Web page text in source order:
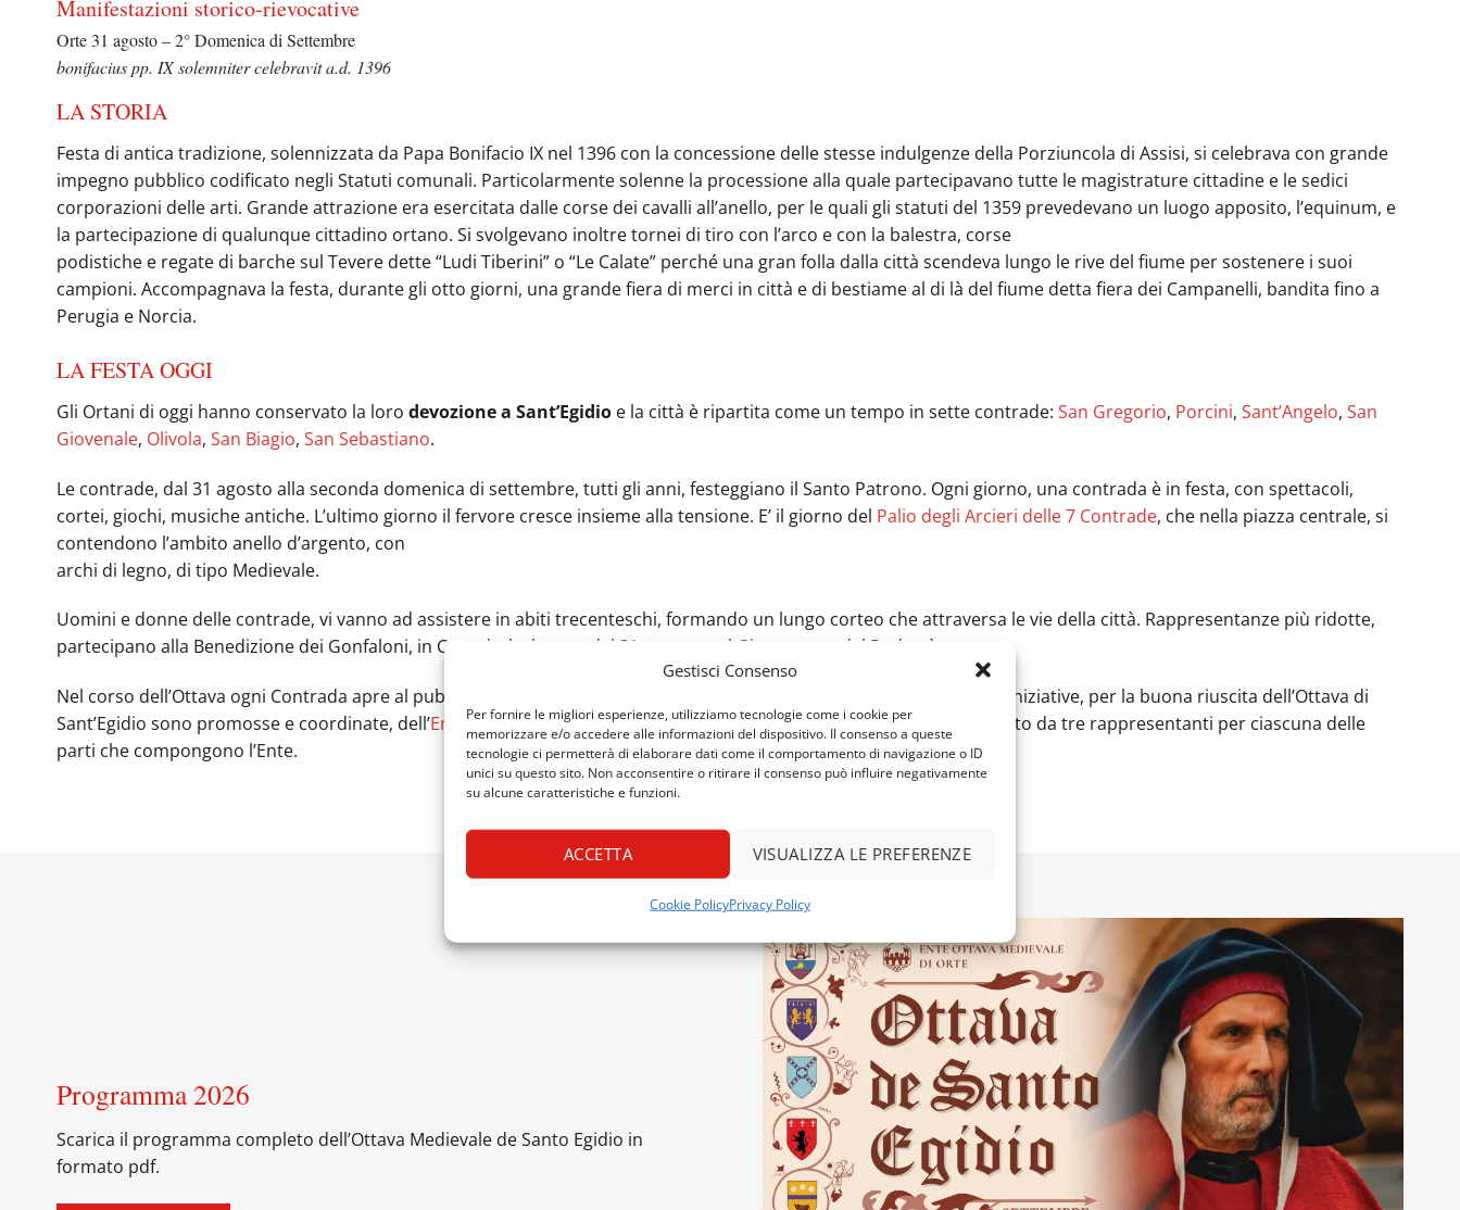
Gestisci Consenso
Per fornire le migliori esperienze, utilizziamo tecnologie come i cookie per
memorizzare e/o accedere alle informazioni del dispositivo. Il consenso a queste
tecnologie ci permetterà di elaborare dati come il comportamento di navigazione o ID
unici su questo sito. Non acconsentire o ritirare il consenso può influire negativamente
su alcune caratteristiche e funzioni.
ACCETTA VISUALIZZA LE PREFERENZE
Cookie PolicyPrivacy Policy
Manifestazioni storico-rievocative
Orte 31 agosto – 2° Domenica di Settembre
bonifacius pp. IX solemniter celebravit a.d. 1396
LA STORIA
Festa di antica tradizione, solennizzata da Papa Bonifacio IX nel 1396 con la concessione delle stesse indulgenze della Porziuncola di Assisi, si celebrava con grande
impegno pubblico codificato negli Statuti comunali. Particolarmente solenne la processione alla quale partecipavano tutte le magistrature cittadine e le sedici
corporazioni delle arti. Grande attrazione era esercitata dalle corse dei cavalli all’anello, per le quali gli statuti del 1359 prevedevano un luogo apposito, l’equinum, e
la partecipazione di qualunque cittadino ortano. Si svolgevano inoltre tornei di tiro con l’arco e con la balestra, corse
podistiche e regate di barche sul Tevere dette “Ludi Tiberini” o “Le Calate” perché una gran folla dalla città scendeva lungo le rive del fiume per sostenere i suoi
campioni. Accompagnava la festa, durante gli otto giorni, una grande fiera di merci in città e di bestiame al di là del fiume detta fiera dei Campanelli, bandita fino a
Perugia e Norcia.
LA FESTA OGGI
Gli Ortani di oggi hanno conservato la loro devozione a Sant’Egidio e la città è ripartita come un tempo in sette contrade: San Gregorio, Porcini, Sant’Angelo, San
Giovenale, Olivola, San Biagio, San Sebastiano.
Le contrade, dal 31 agosto alla seconda domenica di settembre, tutti gli anni, festeggiano il Santo Patrono. Ogni giorno, una contrada è in festa, con spettacoli,
cortei, giochi, musiche antiche. L’ultimo giorno il fervore cresce insieme alla tensione. E’ il giorno del Palio degli Arcieri delle 7 Contrade, che nella piazza centrale, si
contendono l’ambito anello d’argento, con
archi di legno, di tipo Medievale.
Uomini e donne delle contrade, vi vanno ad assistere in abiti trecenteschi, formando un lungo corteo che attraversa le vie della città. Rappresentanze più ridotte,
partecipano alla Benedizione dei Gonfaloni, in Cattedrale, la sera del 31 agosto e al Giuramento del Podestà.
Nel corso dell’Ottava ogni Contrada apre al pubblico la propria taverna, per proporre piatti della tradizione. Le varie iniziative, per la buona riuscita dell’Ottava di
Sant’Egidio sono promosse e coordinate, dell’Ente Ottava Medievale, amministrata da un consiglio dei priori, composto da tre rappresentanti per ciascuna delle
parti che compongono l’Ente.
Programma 2026
Scarica il programma completo dell’Ottava Medievale de Santo Egidio in
formato pdf.